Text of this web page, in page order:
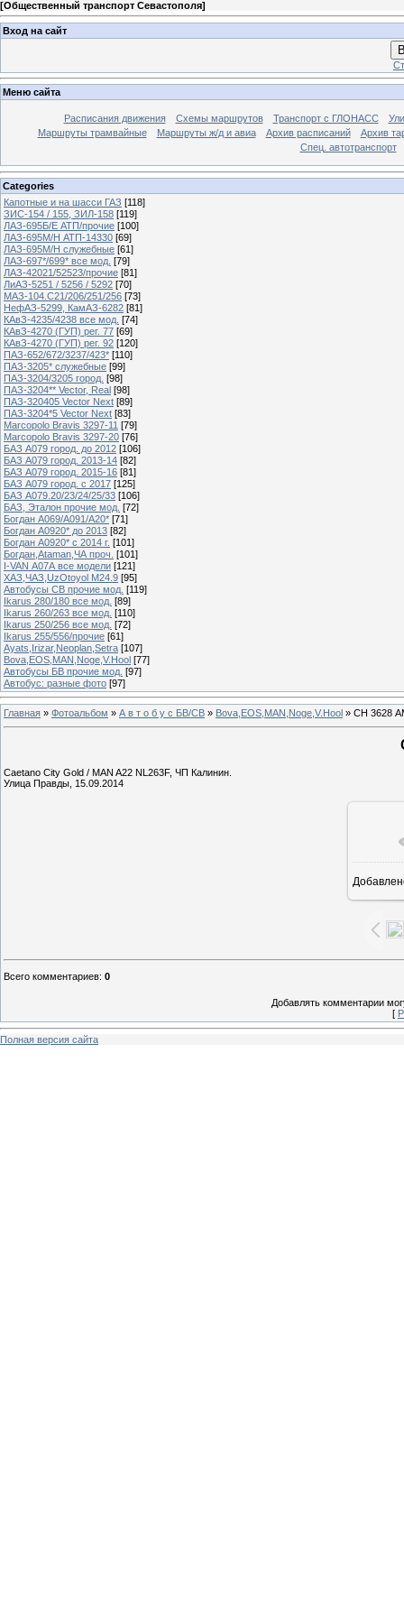
[Общественный транспорт Севастополя]
Вход на сайт
Меню сайта
Расписания движения Схемы маршрутов Транспорт с ГЛОНАСС
Маршруты трамвайные
Маршруты ж/д и авиа Архив расписаний
Архив
Спец. автотранспорт
Categories
Капотные и на шасси ГАЗ [118]
ЗИС-154 / 155, ЗИЛ-158 [119]
ЛАЗ-695Б/Е АТП/прочие [100]
ЛАЗ-695М/Н АТП-14330 [69]
ЛАЗ-695М/Н служебные [61]
ЛАЗ-697*/699* все мод. [79]
ЛАЗ-42021/52523/прочие [81]
ЛиАЗ-5251 / 5256 / 5292 [70]
МАЗ-104.C21/206/251/256 [73]
НефАЗ-5299, КамАЗ-6282 [81]
КАвЗ-4235/4238 все мод. [74]
КАвЗ-4270 (ГУП) рег. 77 [69]
КАвЗ-4270 (ГУП) рег. 92 [120]
ПАЗ-652/672/3237/423* [110]
ПАЗ-3205* служебные [99]
ПАЗ-3204/3205 город. [98]
ПАЗ-3204** Vector, Real [98]
ПАЗ-320405 Vector Next [89]
ПАЗ-3204*5 Vector Next [83]
Marcopolo Bravis 3297-11 [79]
Marcopolo Bravis 3297-20 [76]
БАЗ А079 город. до 2012 [106]
БАЗ А079 город. 2013-14 [82]
БАЗ А079 город. 2015-16 [81]
БАЗ А079 город. с 2017 [125]
БАЗ А079.20/23/24/25/33 [106]
БАЗ, Эталон прочие мод. [72]
Богдан А069/А091/А20* [71]
Богдан А0920* до 2013 [82]
Богдан А0920* с 2014 г. [101]
Богдан,Ataman,ЧА проч. [101]
I-VAN А07А все модели [121]
ХАЗ,ЧАЗ,UzOtoyol M24.9 [95]
Автобусы СВ прочие мод. [119]
Ikarus 280/180 все мод. [89]
Ikarus 260/263 все мод. [110]
Ikarus 250/256 все мод. [72]
Ikarus 255/556/прочие [61]
Ayats,Irizar,Neoplan,Setra [107]
Bova,EOS,MAN,Noge,V.Hool [77]
Автобусы БВ прочие мод. [97]
Автобус: разные фото [97]
Главная » Фотоальбом » А в т о б у с БВ/СВ » Bova,EOS,MAN,Noge,V.Hool » СН 3628
Caetano City Gold / MAN A22 NL263F, ЧП Калинин.
Улица Правды, 15.09.2014
Всего комментариев: 0
Добавлять комментарии
[
Полная версия сайта